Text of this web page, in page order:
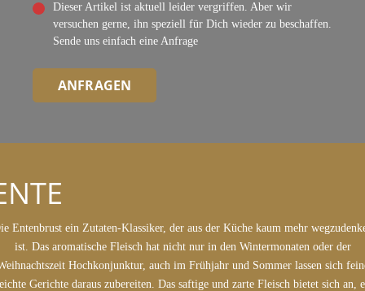
Dieser Artikel ist aktuell leider vergriffen. Aber wir
versuchen gerne, ihn speziell für Dich wieder zu beschaffen.
Sende uns einfach eine Anfrage
ANFRAGEN
Entenbrust ein Zutaten-Klassiker, der aus der Küche kaum mehr
ist. Das aromatische Fleisch hat nicht nur in den Wintermonaten oder der
Hochkonjunktur, auch im Frühjahr und Sommer lassen sich
Gerichte daraus zubereiten. Das saftige und zarte Fleisch bietet sich an,